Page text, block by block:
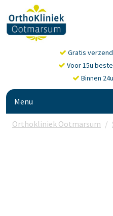
Gratis
Voor 15u
Binnen
Menu
Orthokliniek Ootmarsum